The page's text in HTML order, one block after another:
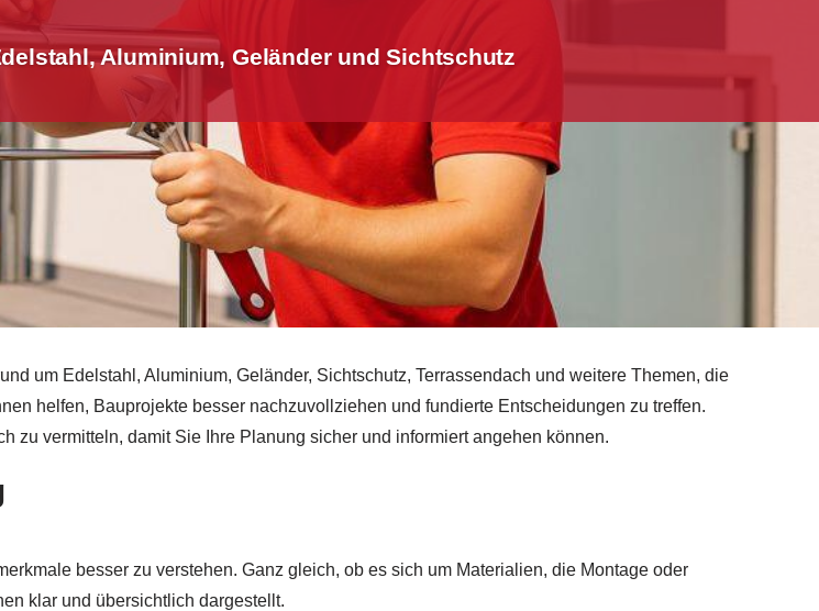
Aluminium, Geländer und Sichtschutz
um Edelstahl, Aluminium, Geländer, Sichtschutz, Terrassendach und weitere Themen, die
helfen, Bauprojekte besser nachzuvollziehen und fundierte Entscheidungen zu treffen.
zu vermitteln, damit Sie Ihre Planung sicher und informiert angehen können.
besser zu verstehen. Ganz gleich, ob es sich um Materialien, die Montage oder
klar und übersichtlich dargestellt.